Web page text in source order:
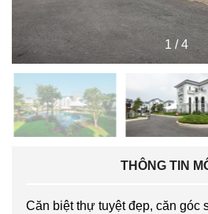
1/4
THÔNG TIN
Căn biệt thự tuyệt đẹp, căn góc